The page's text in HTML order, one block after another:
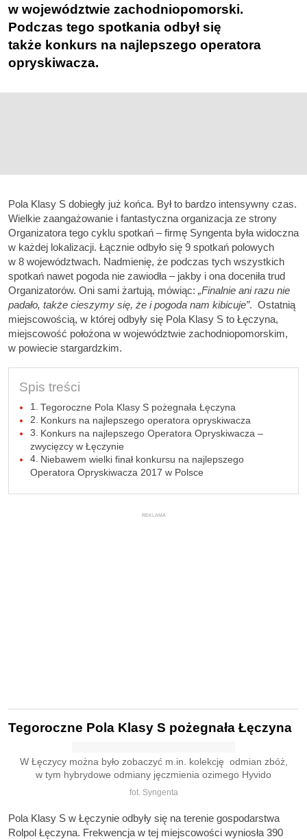
w województwie zachodniopomorski.
Podczas tego spotkania odbył się
także konkurs na najlepszego operatora
opryskiwacza.
Pola Klasy S dobiegły już końca. Był to bardzo intensywny czas.
Wielkie zaangażowanie i fantastyczna organizacja ze strony
Organizatora tego cyklu spotkań – firmę Syngenta była widoczna
w każdej lokalizacji. Łącznie odbyło się 9 spotkań polowych
w 8 województwach. Nadmienię, że podczas tych wszystkich
spotkań nawet pogoda nie zawiodła – jakby i ona doceniła trud
Organizatorów. Oni sami żartują, mówiąc: „Finalnie ani razu nie
padało, także cieszymy się, że i pogoda nam kibicuje”. Ostatnią
miejscowością, w której odbyły się Pola Klasy S to Łęczyna,
miejscowość położona w województwie zachodniopomorskim,
w powiecie stargardzkim.
Spis treści
Tegoroczne Pola Klasy S pożegnała Łęczyna
Konkurs na najlepszego operatora opryskiwacza
Konkurs na najlepszego Operatora Opryskiwacza –
zwycięzcy w Łęczynie
Niebawem wielki finał konkursu na najlepszego
Operatora Opryskiwacza 2017 w Polsce
REKLAMA
Tegoroczne Pola Klasy S pożegnała Łęczyna
W Łęczycy można było zobaczyć m.in. kolekcję odmian zbóż,
w tym hybrydowe odmiany jęczmienia ozimego Hyvido
fot. Syngenta
Pola Klasy S w Łęczynie odbyły się na terenie gospodarstwa
Rolpol Łęczyna. Frekwencja w tej miejscowości wyniosła 390